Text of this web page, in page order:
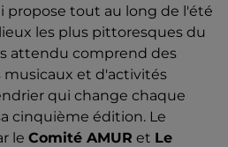
propose tout au long de l'été
les plus pittoresques du
attendu comprend des
musicaux et d'activités
qui change chaque
cinquième édition. Le
le Comité AMUR et Le